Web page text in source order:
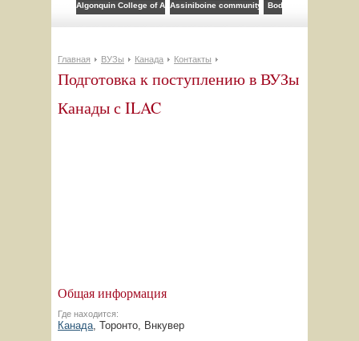
Algonquin College of Applied Arts and Technology
Assiniboine community collegeBodwell High School
Главная ВУЗы Канада Контакты
Подготовка к поступлению в ВУЗы
Канады с ILAC
Общая информация
Где находится:
Канада, Торонто, Внкувер